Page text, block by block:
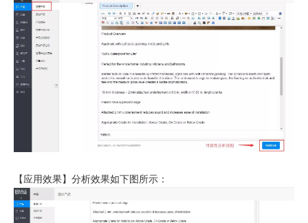
【应用效果】分析效果如下图所示：